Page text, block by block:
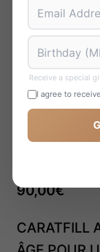
90,00€
CARATFILL
Receive a special
I agree to